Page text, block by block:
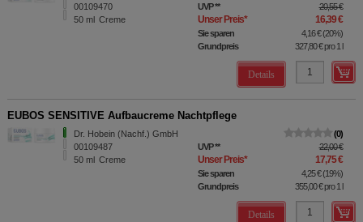
00109470
50 ml Creme
UVP** 20,55 €
Unser Preis* 16,39 €
Sie sparen 4,16 €(20%)
Grundpreis
327,80 €pro 1 l
Details
EUBOS SENSITIVE Aufbaucreme Nachtpflege
Dr. Hobein (Nachf.) GmbH
00109487
50 ml Creme
0
UVP** 22,00 €
Unser Preis* 17,75 €
Sie sparen 4,25 €(19%)
Grundpreis
355,00 €pro 1 l
Details